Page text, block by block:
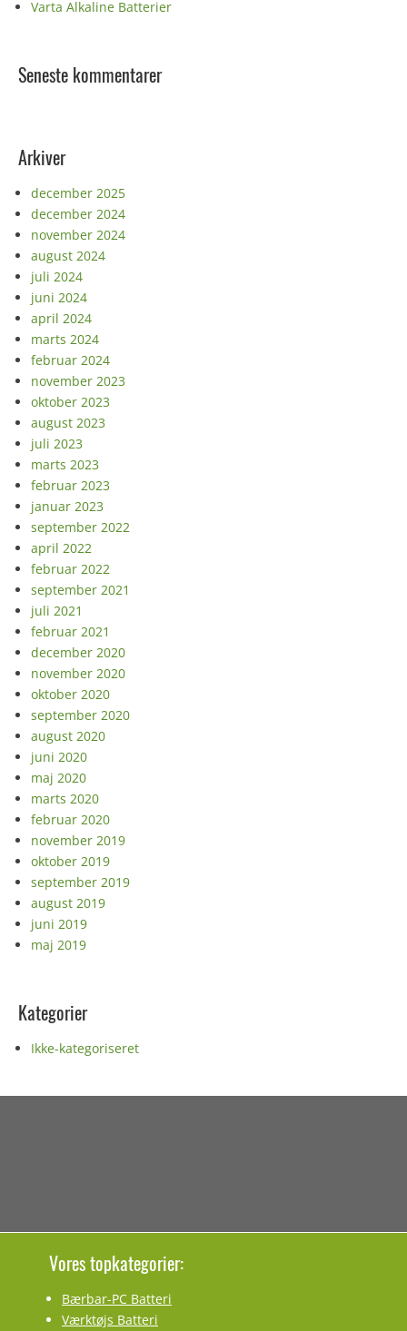
Varta Alkaline Batterier
Seneste kommentarer
Arkiver
december 2025
december 2024
november 2024
august 2024
juli 2024
juni 2024
april 2024
marts 2024
februar 2024
november 2023
oktober 2023
august 2023
juli 2023
marts 2023
februar 2023
januar 2023
september 2022
april 2022
februar 2022
september 2021
juli 2021
februar 2021
december 2020
november 2020
oktober 2020
september 2020
august 2020
juni 2020
maj 2020
marts 2020
februar 2020
november 2019
oktober 2019
september 2019
august 2019
juni 2019
maj 2019
Kategorier
Ikke-kategoriseret
Vores topkategorier:
Bærbar-PC Batteri
Værktøjs Batteri